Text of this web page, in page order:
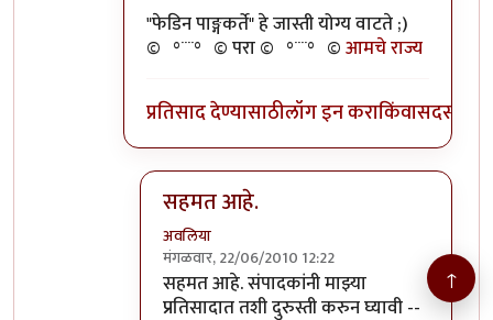
"फेडिन पाङ्गकर्ते" हे जास्ती योग्य वाटते ;)
©º°¨¨°º© परा ©º°¨¨°º©आमचे राज्य
प्रतिसाद देण्यासाठीलॉग इन कराकिंवासदस्य व्हा
सहमत आहे.
अवलिया
मंगळवार, 22/06/2010 12:22
In reply toआतापर्यंतbyपरिकथेतील राजकुमार
सहमत आहे. संपादकांनी माझ्या
प्रतिसादात तशी दुरुस्ती करुन घ्यावी --
↑